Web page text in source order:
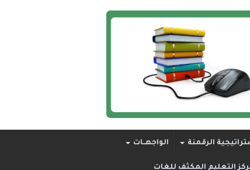
الرقمنة الواجهــات
التعليم المكثف للغات